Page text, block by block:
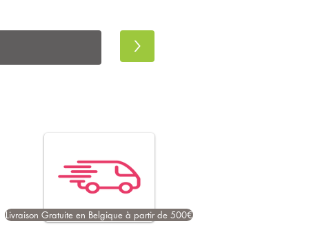
>
Livraison Gratuite en Belgique à partir de 500€